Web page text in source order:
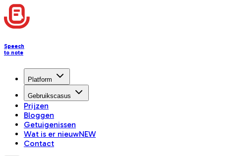
Speech
to note
Platform
Gebruikscasus
Prijzen
Bloggen
Getuigenissen
Wat is er nieuwNEW
Contact